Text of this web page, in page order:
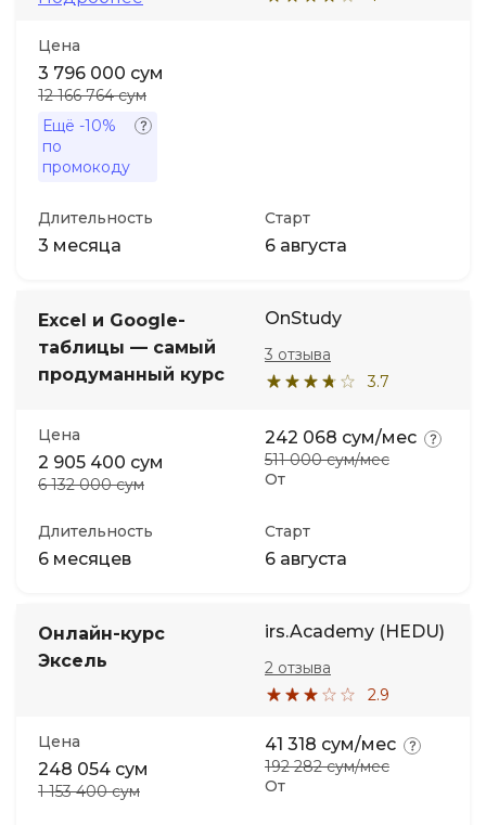
Цена
3 796 000 сум
12 166 764 сум
Ещё -10%
по
промокоду
Длительность
3 месяца
Старт
6 августа
Excel и Google-
таблицы — самый
продуманный курс
OnStudy
3.7
3 отзыва
Цена
2 905 400 сум
6 132 000 сум От
242 068 сум/мес
511 000 сум/мес
Длительность
6 месяцев
Старт
6 августа
Онлайн-курс
Эксель
irs.Academy (HEDU)
2.9
2 отзыва
Цена
248 054 сум
1 153 400 сум От
41 318 сум/мес
192 282 сум/мес